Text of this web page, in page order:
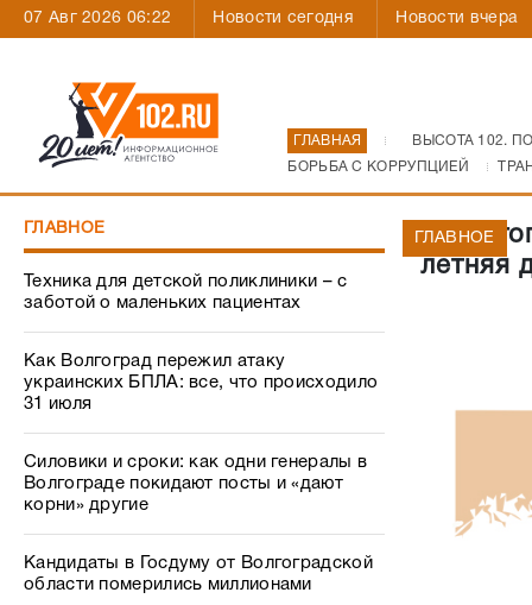
07 Авг 2026 06:22 Новости сегодня Новости вчера
ГЛАВНАЯ ВЫСОТА 102.
БОРЬБА С КОРРУПЦИЕЙ
ГЛАВНОЕ
Техника для детской поликлиники – с
заботой о маленьких пациентах
Как Волгоград пережил атаку
украинских БПЛА: все, что происходило
31 июля
Силовики и сроки: как одни генералы в
Волгограде покидают посты и «дают
корни» другие
Кандидаты в Госдуму от Волгоградской
области померились миллионами
В
летняя
ГЛАВНОЕ